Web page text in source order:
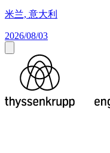
米兰, 意大利
2026/08/03